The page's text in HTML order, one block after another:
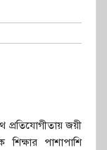
প্রতিযোগীতায় জয়ী
শিক্ষার পাশাপাশি